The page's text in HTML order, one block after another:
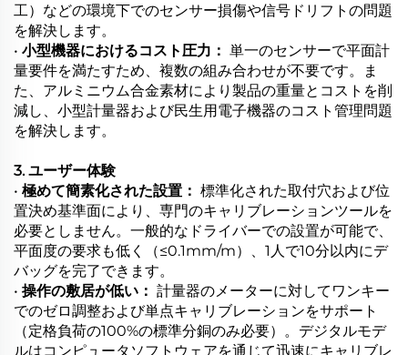
工）などの環境下でのセンサー損傷や信号ドリフトの問題
を解決します。
• 小型機器におけるコスト圧力： 単一のセンサーで平面計
量要件を満たすため、複数の組み合わせが不要です。ま
た、アルミニウム合金素材により製品の重量とコストを削
減し、小型計量器および民生用電子機器のコスト管理問題
を解決します。
3. ユーザー体験
• 極めて簡素化された設置： 標準化された取付穴および位
置決め基準面により、専門のキャリブレーションツールを
必要としません。一般的なドライバーでの設置が可能で、
平面度の要求も低く（≤0.1mm/m）、1人で10分以内にデ
バッグを完了できます。
• 操作の敷居が低い： 計量器のメーターに対してワンキー
でのゼロ調整および単点キャリブレーションをサポート
（定格負荷の100%の標準分銅のみ必要）。デジタルモデ
ルはコンピュータソフトウェアを通じて迅速にキャリブレ